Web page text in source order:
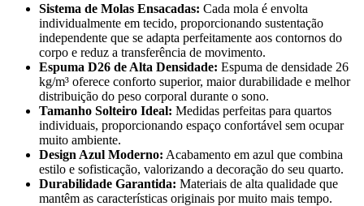
Sistema de Molas Ensacadas: Cada mola é envolta
individualmente em tecido, proporcionando sustentação
independente que se adapta perfeitamente aos contornos do
corpo e reduz a transferência de movimento.
Espuma D26 de Alta Densidade: Espuma de densidade 26
kg/m³ oferece conforto superior, maior durabilidade e melhor
distribuição do peso corporal durante o sono.
Tamanho Solteiro Ideal: Medidas perfeitas para quartos
individuais, proporcionando espaço confortável sem ocupar
muito ambiente.
Design Azul Moderno: Acabamento em azul que combina
estilo e sofisticação, valorizando a decoração do seu quarto.
Durabilidade Garantida: Materiais de alta qualidade que
mantêm as características originais por muito mais tempo.